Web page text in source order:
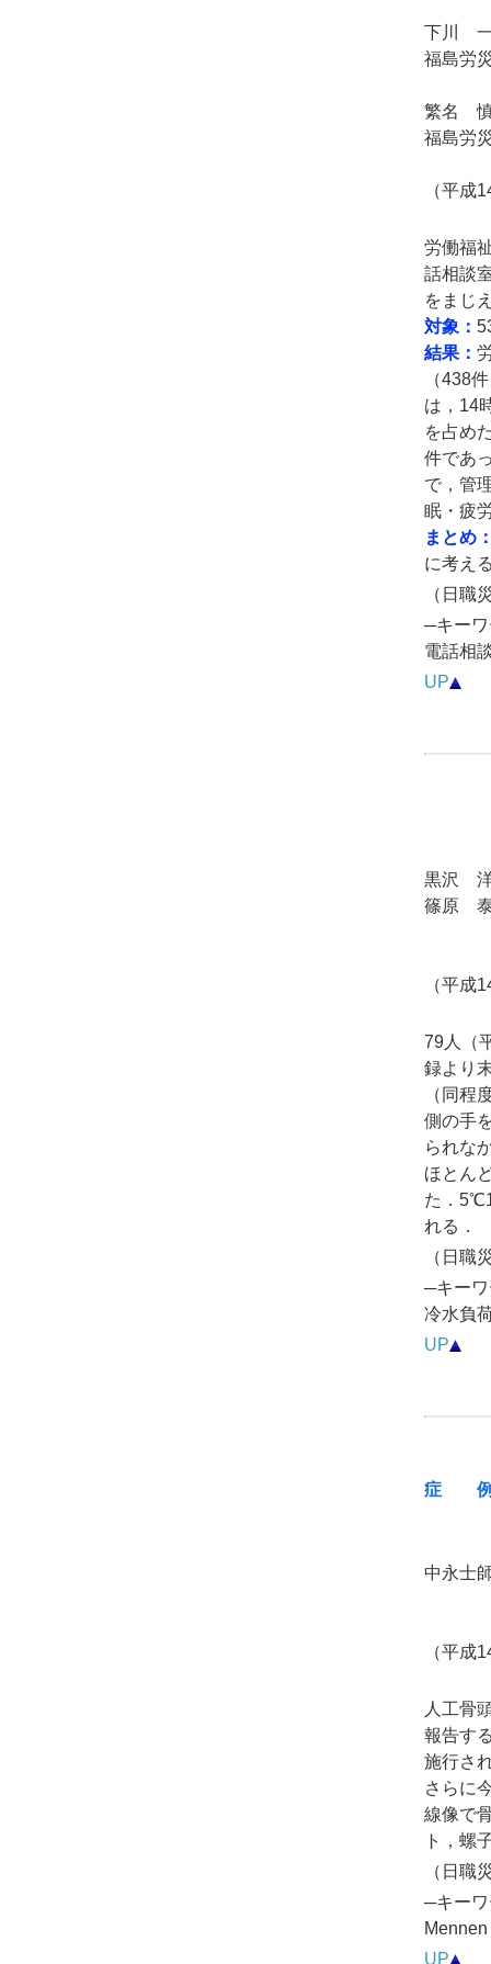
下川
福島労
繁名
福島労
（平成
労働福
話相談
をまじ
対象：
結果：
（438
は，14
を占め
件であ
で，管
眠・疲
まとめ
に考え
（日職
─キー
電話相
UP
黒沢
篠原
（平成
79人（
録より
（同程
側の手
られな
ほとん
た．
れる．
（日職
─キー
冷水負
UP
症
中永士
（平成
人工骨
報告す
施行さ
さらに
線像で
ト，螺
（日職
─キー
UP